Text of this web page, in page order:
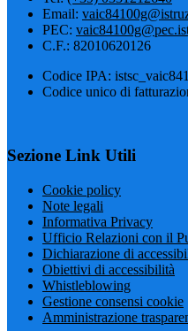
Email:
PEC:
C.F.: 82010620126
Codice IPA:
Codice unico di
Sezione Link Utili
Cookie policy
Note legali
Informativa Privacy
Ufficio Relazioni con il
Dichiarazione di
Obiettivi di accessibilità
Whistleblowing
Gestione consensi cookie
Amministrazione